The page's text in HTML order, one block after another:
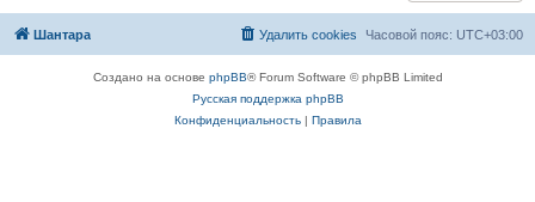
Шантара Часовой пояс: UTC+03:00
Удалить cookies
Создано на основе phpBB® Forum Software © phpBB Limited
Русская поддержка phpBB
Конфиденциальность| Правила